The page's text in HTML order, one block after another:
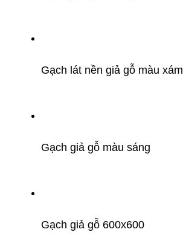
Gạch lát nền giả gỗ màu xám
Gạch giả gỗ màu sáng
Gạch giả gỗ 600x600